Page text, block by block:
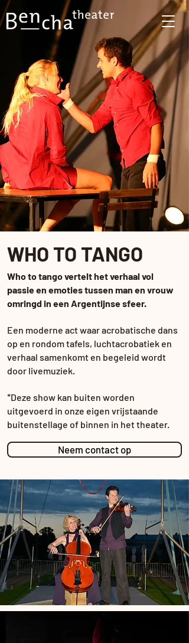
WHO TO TANGO
Who to tango vertelt het verhaal vol
passie en emoties tussen man en vrouw
omringd in een Argentijnse sfeer.
Een moderne act waar acrobatische dans
op en rondom tafels, luchtacrobatiek en
verhaal samenkomt en begeleid wordt
door livemuziek.
*Deze show kan buiten worden
uitgevoerd in onze eigen vrijstaande
buitenstellage of binnen in het theater.
Neem contact op